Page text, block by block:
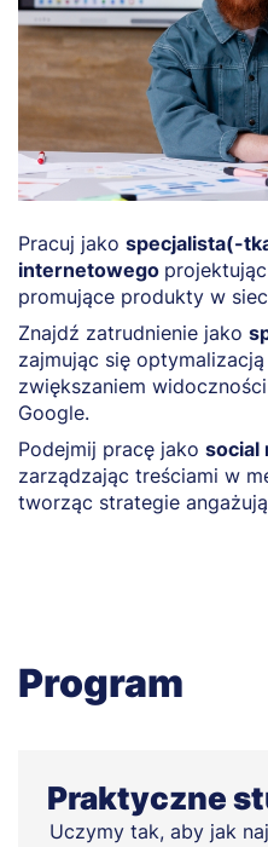
Pracuj jako specjalista(-
internetowego
promujące produkty w
Znajdź zatrudnienie jako
zajmując się
zwiększaniem
Google.
Podejmij pracę jako social
zarządzając treściami w
tworząc strategie
Program
Praktyczne
Uczymy tak, aby jak